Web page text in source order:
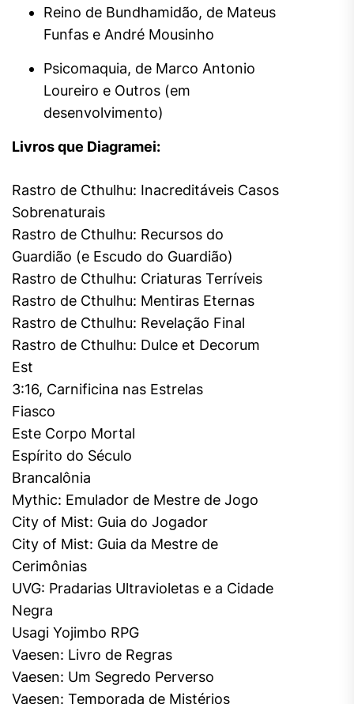
Reino de Bundhamidão, de Mateus
Funfas e André Mousinho
Psicomaquia, de Marco Antonio
Loureiro e Outros (em
desenvolvimento)
Livros que Diagramei:
Rastro de Cthulhu: Inacreditáveis Casos
Sobrenaturais
Rastro de Cthulhu: Recursos do
Guardião (e Escudo do Guardião)
Rastro de Cthulhu: Criaturas Terríveis
Rastro de Cthulhu: Mentiras Eternas
Rastro de Cthulhu: Revelação Final
Rastro de Cthulhu: Dulce et Decorum
Est
3:16, Carnificina nas Estrelas
Fiasco
Este Corpo Mortal
Espírito do Século
Brancalônia
Mythic: Emulador de Mestre de Jogo
City of Mist: Guia do Jogador
City of Mist: Guia da Mestre de
Cerimônias
UVG: Pradarias Ultravioletas e a Cidade
Negra
Usagi Yojimbo RPG
Vaesen: Livro de Regras
Vaesen: Um Segredo Perverso
Vaesen: Temporada de Mistérios